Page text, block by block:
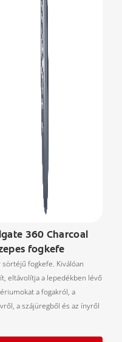
360 Charcoal
fogkefe
sörtéjű fogkefe. Kiválóan
eltávolítja a lepedékben lévő
a fogakról, a
a szájüregből és az ínyről